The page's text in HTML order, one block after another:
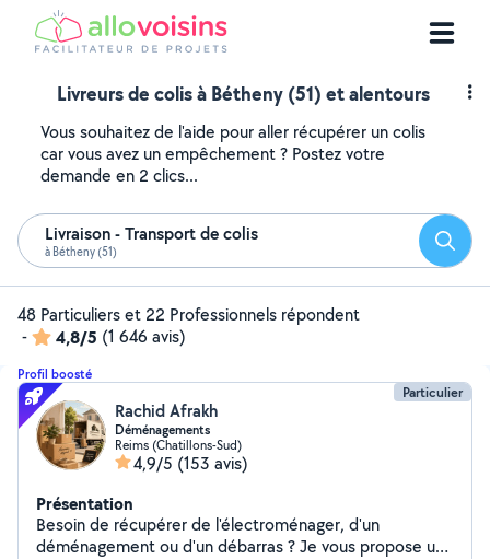
Livreurs de colis à Bétheny (51) et alentours
Vous souhaitez de l'aide pour aller récupérer un colis
car vous avez un empêchement ? Postez votre
demande en 2 clics...
Livraison - Transport de colis
à Bétheny (51)
48 Particuliers et 22 Professionnels répondent
-
4,8/5 (1 646 avis)
Profil boosté
Particulier
Rachid Afrakh
Déménagements
Reims (Chatillons-Sud)
4,9/5 (153 avis)
Présentation
Besoin de récupérer de l'électroménager, d'un
déménagement ou d'un débarras ? Je vous propose un